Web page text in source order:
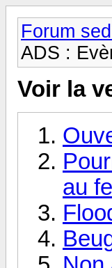
Forum
ADS :
Voir la
au